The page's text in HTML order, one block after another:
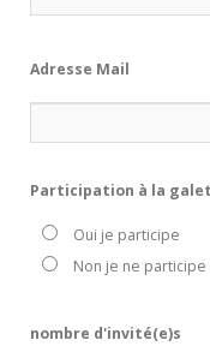
Adresse Mail
Participation à la
Oui je participe
Non je ne participe
nombre d'invité(e)s